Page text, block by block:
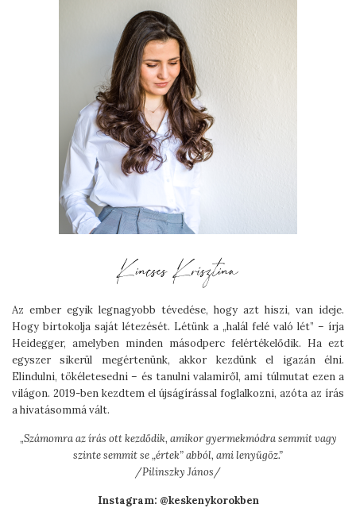
Az ember egyik legnagyobb tévedése, hogy azt hiszi, van ideje.
Hogy birtokolja saját létezését. Létünk a „halál felé való lét” – írja
Heidegger, amelyben minden másodperc felértékelődik. Ha ezt
egyszer sikerül megértenünk, akkor kezdünk el igazán élni.
Elindulni, tökéletesedni – és tanulni valamiről, ami túlmutat ezen a
világon. 2019-ben kezdtem el újságírással foglalkozni, azóta az írás
a hivatásommá vált.
„Számomra az írás ott kezdődik, amikor gyermekmódra semmit vagy
szinte semmit se „értek” abból, ami lenyűgöz.”
/Pilinszky János/
Instagram: @keskenykorokben